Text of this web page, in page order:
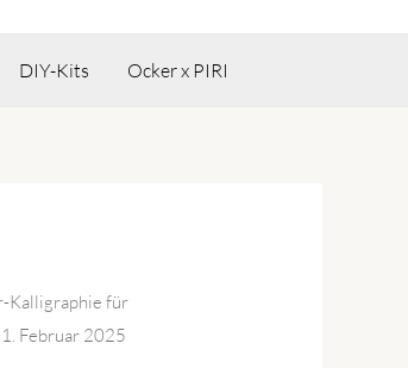
DIY-Kits Ocker x PIRI
Kalligraphie für
Februar 2025